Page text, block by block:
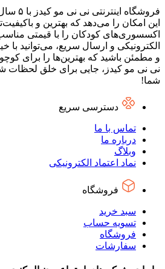
این امکان را می‌دهد که بهترین و
اکسسوری‌های کودکان را با قیمتی مناسب
الکترونیکی و ارسال سریع، می‌توانید با
و مطمئن باشید که بهترین‌ها را برای
نی نی مو کیدز، جایی برای خلق لحظات
شما!
دسترسی سریع
تماس با ما
درباره ما
وبلاگ
نماد اعتماد الکترونیکی
فروشگاه
سبد خرید
تسویه حساب
فروشگاه
سفارشات